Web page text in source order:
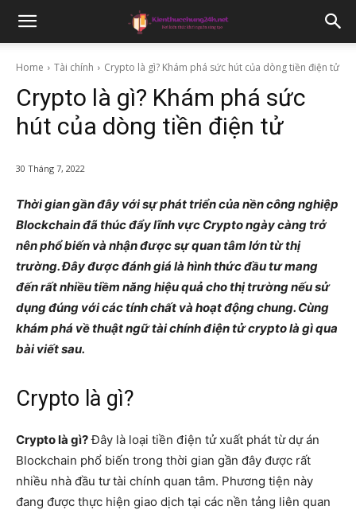
Home Tài chính Crypto là gì? Khám phá sức hút của dòng tiền điện tử
Crypto là gì? Khám phá sức
hút của dòng tiền điện tử
30 Tháng 7, 2022
Thời gian gần đây với sự phát triển của nền công nghiệp
Blockchain đã thúc đẩy lĩnh vực Crypto ngày càng trở
nên phổ biến và nhận được sự quan tâm lớn từ thị
trường. Đây được đánh giá là hình thức đầu tư mang
đến rất nhiều tiềm năng hiệu quả cho thị trường nếu sử
dụng đúng với các tính chất và hoạt động chung. Cùng
khám phá về thuật ngữ tài chính điện tử crypto là gì qua
bài viết sau.
Crypto là gì?
Crypto là gì?Đây là loại tiền điện tử xuất phát từ dự án
Blockchain phổ biến trong thời gian gần đây được rất
nhiều nhà đầu tư tài chính quan tâm. Phương tiện này
đang được thực hiện giao dịch tại các nền tảng liên quan